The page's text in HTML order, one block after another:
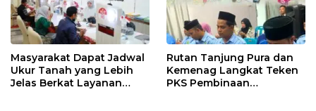
Masyarakat Dapat Jadwal
Ukur Tanah yang Lebih
Jelas Berkat Layanan
Rutan Tanjung Pura dan
Kemenag Langkat Teken
PKS Pembinaan